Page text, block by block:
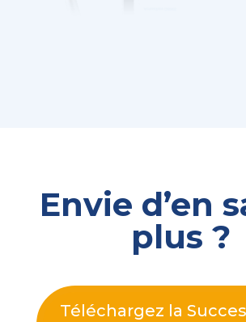
Envie d’en
plus ?
Téléchargez la